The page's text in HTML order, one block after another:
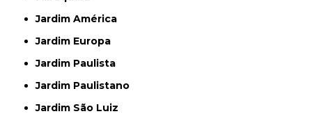
Jardim América
Jardim Europa
Jardim Paulista
Jardim Paulistano
Jardim São Luiz